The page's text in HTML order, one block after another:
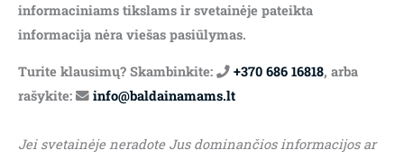
informaciniams tikslams ir svetainėje pateikta
informacija nėra viešas pasiūlymas.
Turite klausimų? Skambinkite: +370 686 16818, arba
rašykite:
info@baldainamams.lt
Jei svetainėje neradote Jus dominančios informacijos ar